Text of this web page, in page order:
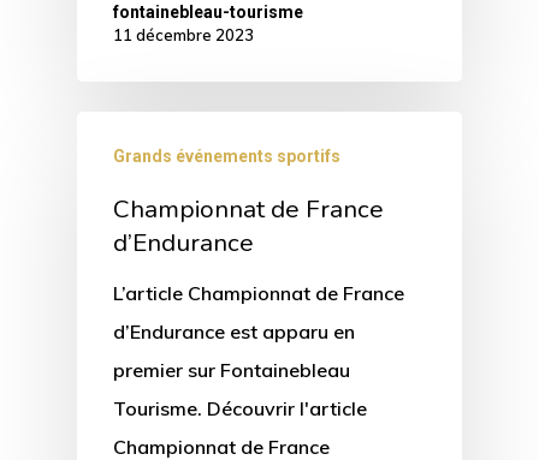
fontainebleau-tourisme
11 décembre 2023
Grands événements sportifs
Championnat de France
d’Endurance
L’article Championnat de France
d’Endurance est apparu en
premier sur Fontainebleau
Tourisme. Découvrir l'article
Championnat de France